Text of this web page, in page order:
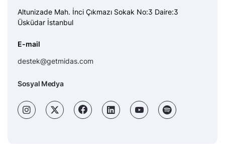
Altunizade Mah. İnci Çıkmazı Sokak No:3 Daire:3
Üsküdar İstanbul
E-mail
destek@getmidas.com
Sosyal Medya